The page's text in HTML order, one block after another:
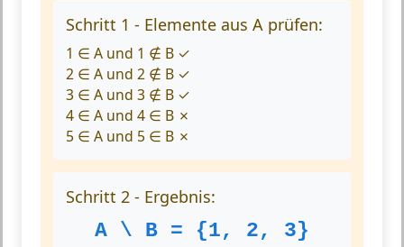
Schritt 1 - Elemente aus A prüfen:
1 ∈ A und 1 ∉ B ✓
2 ∈ A und 2 ∉ B ✓
3 ∈ A und 3 ∉ B ✓
4 ∈ A und 4 ∈ B ✗
5 ∈ A und 5 ∈ B ✗
Schritt 2 - Ergebnis:
A \ B = {1, 2, 3}